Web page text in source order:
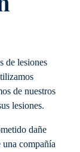
de lesiones
de nuestros
lesiones.
dañe
compañía